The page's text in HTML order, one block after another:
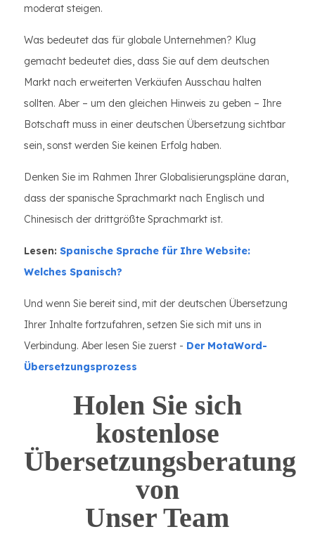
moderat steigen.
Was bedeutet das für globale Unternehmen? Klug
gemacht bedeutet dies, dass Sie auf dem deutschen
Markt nach erweiterten Verkäufen Ausschau halten
sollten. Aber – um den gleichen Hinweis zu geben – Ihre
Botschaft muss in einer deutschen Übersetzung sichtbar
sein, sonst werden Sie keinen Erfolg haben.
Denken Sie im Rahmen Ihrer Globalisierungspläne daran,
dass der spanische Sprachmarkt nach Englisch und
Chinesisch der drittgrößte Sprachmarkt ist.
Lesen: Spanische Sprache für Ihre Website:
Welches Spanisch?
Und wenn Sie bereit sind, mit der deutschen Übersetzung
Ihrer Inhalte fortzufahren, setzen Sie sich mit uns in
Verbindung. Aber lesen Sie zuerst - Der MotaWord-
Übersetzungsprozess
Holen Sie sich
kostenlose
Übersetzungsberatung
von
Unser Team